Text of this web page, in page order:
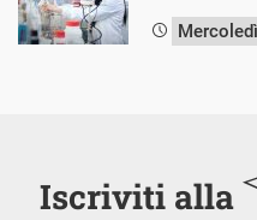
Iscriviti alla